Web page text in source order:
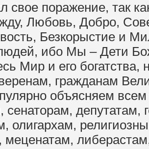
свое поражение, так
Любовь, Добро,
Безкорыстие и
ибо Мы – Дети
Мир и его
гражданам
объясняем
сенаторам, депутатам,
олигархам,
меценатам,